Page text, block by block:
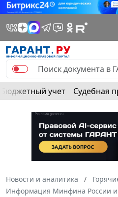
Бюджетный учет Судебная
Новости и аналитика
Информация Минфина России